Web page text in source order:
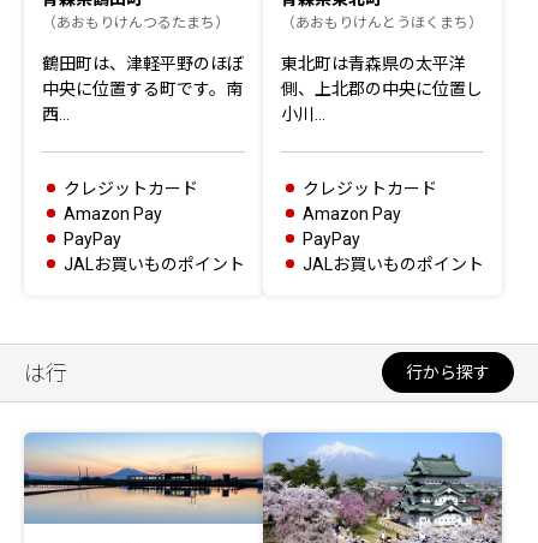
（あおもりけんつるたまち）
鶴田町は、津軽平野のほぼ
中央に位置する町です。南
西…
クレジットカード
Amazon Pay
PayPay
JALお買いものポイント
（あおもりけんとうほくまち）
東北町は青森県の太平洋
側、上北郡の中央に位置し
小川…
クレジットカード
Amazon Pay
PayPay
JALお買いものポイント
は行 行から探す